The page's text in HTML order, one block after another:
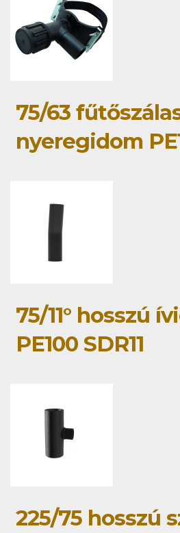
75/63
nyeregidom
75/11° hosszú
PE100 SDR11
225/75 hosszú